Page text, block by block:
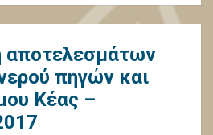
αποτελεσμάτων
πηγών και
Κέας –